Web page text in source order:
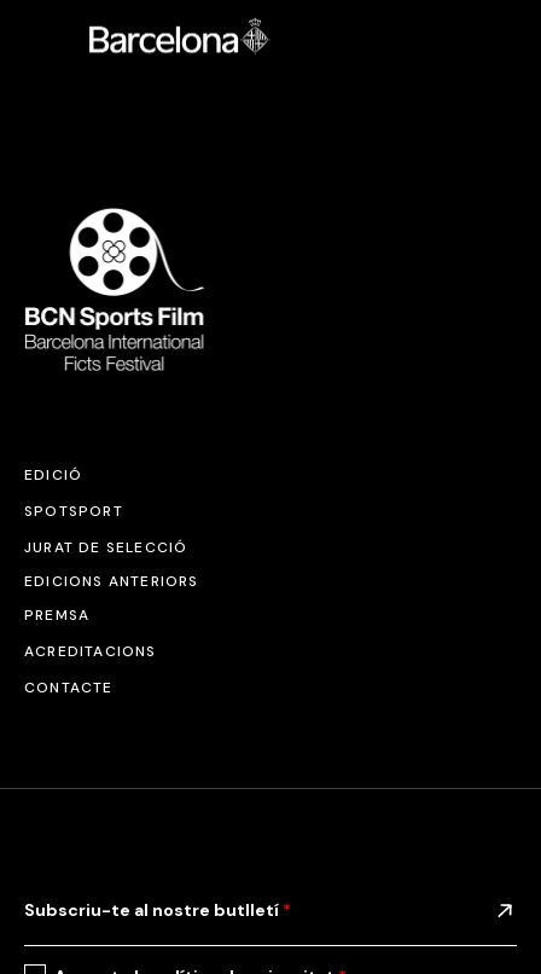
EDICIÓ
SPOTSPORT
JURAT DE SELECCIÓ
EDICIONS ANTERIORS
PREMSA
ACREDITACIONS
CONTACTE
Subscriu-te al nostre butlletí *